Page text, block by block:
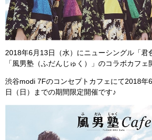
2018年6月13日（水）にニューシングル「君
「風男塾（ふだんじゅく）」のコラボカフェ
渋谷modi 7Fのコンセプトカフェにて2018年
日（日）までの期間限定開催です♪